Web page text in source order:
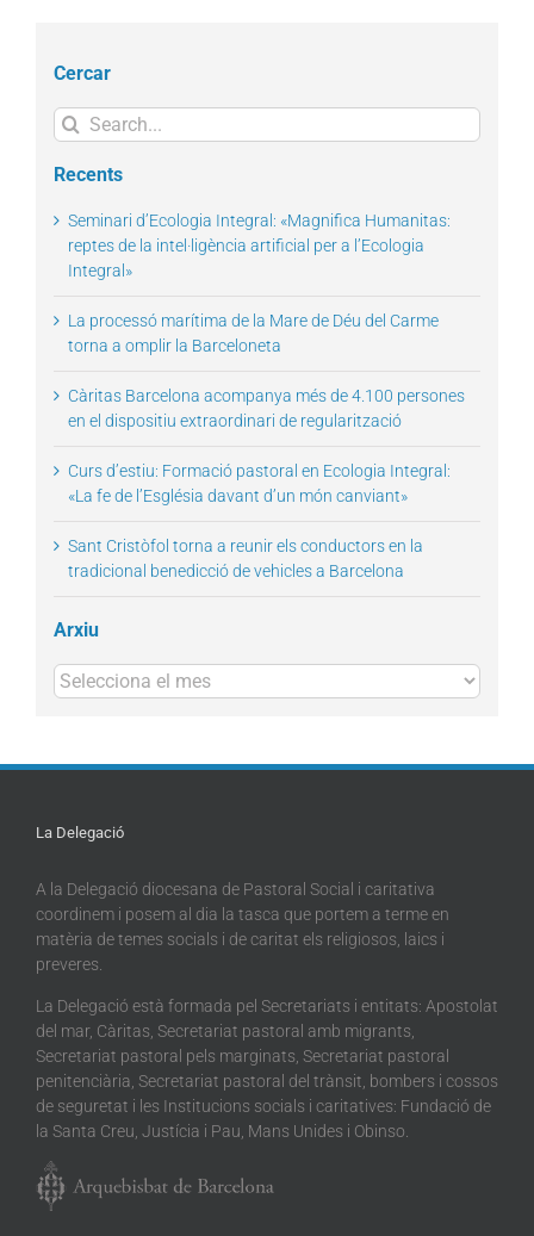
Cercar
Search
for:
Recents
Seminari d’Ecologia Integral: «Magnifica Humanitas:
reptes de la intel·ligència artificial per a l’Ecologia
Integral»
La processó marítima de la Mare de Déu del Carme
torna a omplir la Barceloneta
Càritas Barcelona acompanya més de 4.100 persones
en el dispositiu extraordinari de regularització
Curs d’estiu: Formació pastoral en Ecologia Integral:
«La fe de l’Església davant d’un món canviant»
Sant Cristòfol torna a reunir els conductors en la
tradicional benedicció de vehicles a Barcelona
Arxiu
Arxius
La Delegació
A la Delegació diocesana de Pastoral Social i caritativa
coordinem i posem al dia la tasca que portem a terme en
matèria de temes socials i de caritat els religiosos, laics i
preveres.
La Delegació està formada pel Secretariats i entitats: Apostolat
del mar, Càritas, Secretariat pastoral amb migrants,
Secretariat pastoral pels marginats, Secretariat pastoral
penitenciària, Secretariat pastoral del trànsit, bombers i cossos
de seguretat i les Institucions socials i caritatives: Fundació de
la Santa Creu, Justícia i Pau, Mans Unides i Obinso.